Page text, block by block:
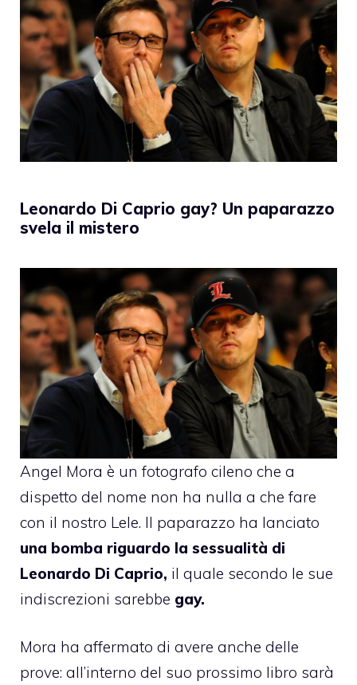
Leonardo Di Caprio gay? Un paparazzo
svela il mistero
Angel Mora è un fotografo cileno che a
dispetto del nome non ha nulla a che fare
con il nostro Lele. Il paparazzo ha lanciato
una bomba riguardo la sessualità di
Leonardo Di Caprio, il quale secondo le sue
indiscrezioni sarebbe gay.
Mora ha affermato di avere anche delle
prove: all’interno del suo prossimo libro sarà